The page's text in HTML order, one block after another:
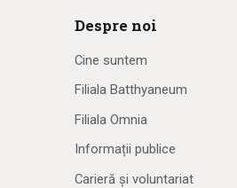
Despre noi
Cine suntem
Filiala Batthyaneum
Filiala Omnia
Informații publice
Carieră și voluntariat